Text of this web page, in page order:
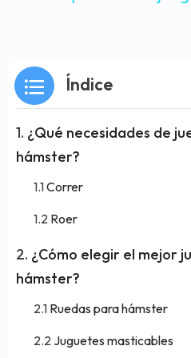
Índice
¿Qué necesidades de
hámster?
Correr
Roer
¿Cómo elegir el mejor
hámster?
Ruedas para hámster
Juguetes masticables